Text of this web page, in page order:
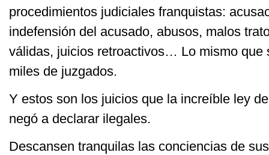
procedimientos judiciales franquistas:
indefensión del acusado, abusos, malos
válidas, juicios retroactivos… Lo mismo que
miles de juzgados.
Y estos son los juicios que la increíble ley
negó a declarar ilegales.
Descansen tranquilas las conciencias de